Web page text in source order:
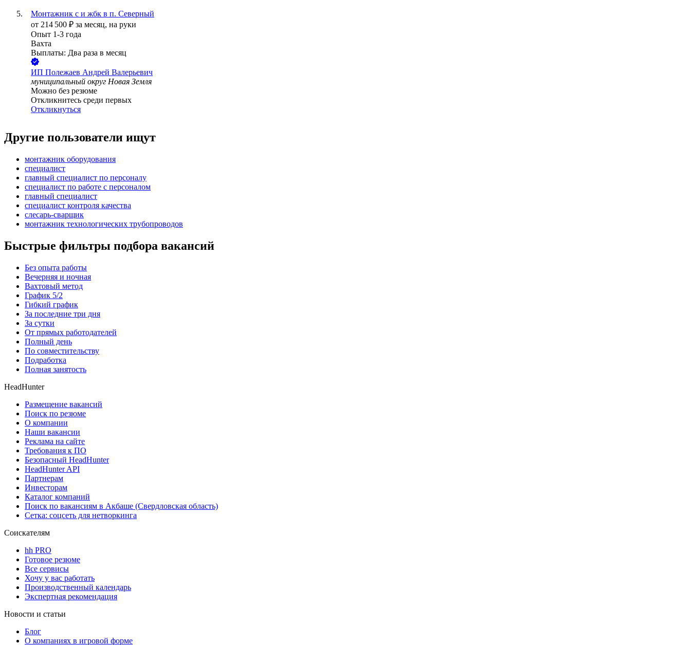
Монтажник с и жбк в п. Северный
от 214 500 ₽ за месяц, на руки
Опыт 1-3 года
Вахта
Выплаты: Два раза в месяц
ИП Полежаев Андрей Валерьевич
муниципальный округ Новая Земля
Можно без резюме
Откликнитесь среди первых
Откликнуться
Другие пользователи ищут
монтажник оборудования
специалист
главный специалист по персоналу
специалист по работе с персоналом
главный специалист
специалист контроля качества
слесарь-сварщик
монтажник технологических трубопроводов
Быстрые фильтры подбора вакансий
Без опыта работы
Вечерняя и ночная
Вахтовый метод
График 5/2
Гибкий график
За последние три дня
За сутки
От прямых работодателей
Полный день
По совместительству
Подработка
Полная занятость
HeadHunter
Размещение вакансий
Поиск по резюме
О компании
Наши вакансии
Реклама на сайте
Требования к ПО
Безопасный HeadHunter
HeadHunter API
Партнерам
Инвесторам
Каталог компаний
Поиск по вакансиям в Акбаше (Свердловская область)
Сетка: соцсеть для нетворкинга
Соискателям
hh PRO
Готовое резюме
Все сервисы
Хочу у вас работать
Производственный календарь
Экспертная рекомендация
Новости и статьи
Блог
О компаниях в игровой форме